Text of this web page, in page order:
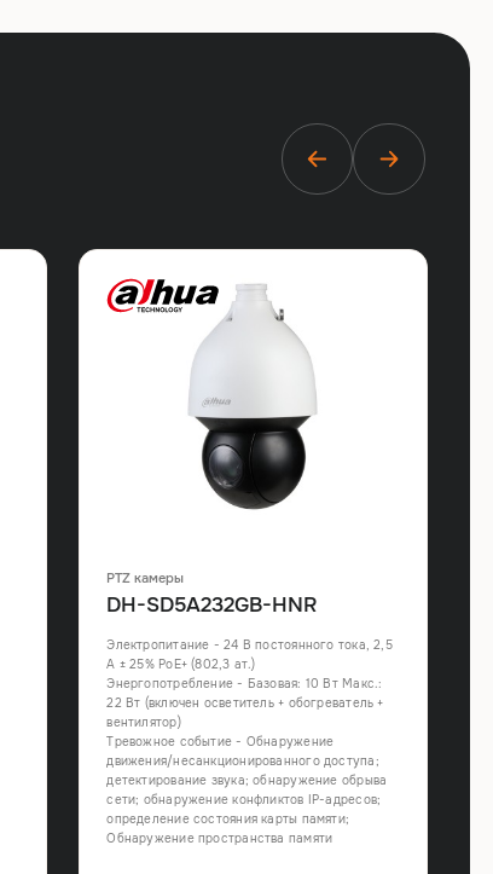
PTZ камеры
DH-SD5A232GB-HNR
Электропитание - 24 В постоянного тока, 2,5
А ± 25% PoE+ (802,3 ат.)
Энергопотребление - Базовая: 10 Вт Макс.:
22 Вт (включен осветитель + обогреватель +
вентилятор)
Тревожное событие - Обнаружение
движения/несанкционированного доступа;
детектирование звука; обнаружение обрыва
сети; обнаружение конфликтов IP-адресов;
определение состояния карты памяти;
Обнаружение пространства памяти